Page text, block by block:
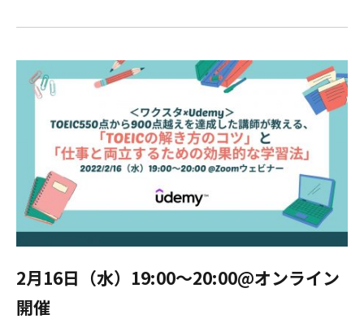
2月16日（水）19:00～20:00@オンライン
開催